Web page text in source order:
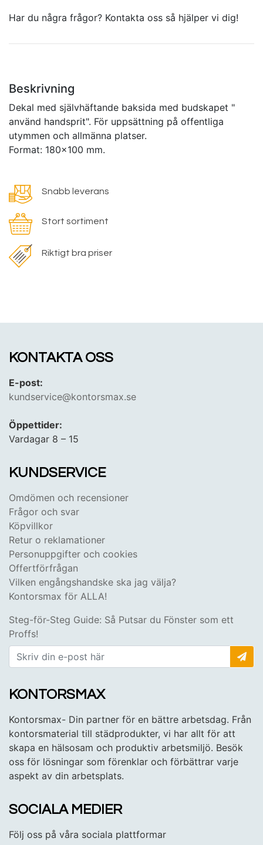
Har du några frågor? Kontakta oss så hjälper vi dig!
Beskrivning
Dekal med självhäftande baksida med budskapet "
använd handsprit". För uppsättning på offentliga
utymmen och allmänna platser.
Format: 180x100 mm.
Snabb leverans
Stort sortiment
Riktigt bra priser
KONTAKTA OSS
E-post:
kundservice@kontorsmax.se
Öppettider:
Vardagar 8 – 15
KUNDSERVICE
Omdömen och recensioner
Frågor och svar
Köpvillkor
Retur o reklamationer
Personuppgifter och cookies
Offertförfrågan
Vilken engångshandske ska jag välja?
Kontorsmax för ALLA!
Steg-för-Steg Guide: Så Putsar du Fönster som ett
Proffs!
KONTORSMAX
Kontorsmax- Din partner för en bättre arbetsdag. Från
kontorsmaterial till städprodukter, vi har allt för att
skapa en hälsosam och produktiv arbetsmiljö. Besök
oss för lösningar som förenklar och förbättrar varje
aspekt av din arbetsplats.
SOCIALA MEDIER
Följ oss på våra sociala plattformar